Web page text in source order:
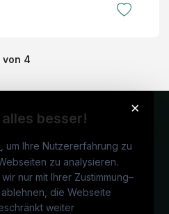
von 4
×
besser!
, um Ihre Nutzererfahrung zu
zu analysieren.
nur mit Ihrer Zustimmung–
die Webseite
weiter